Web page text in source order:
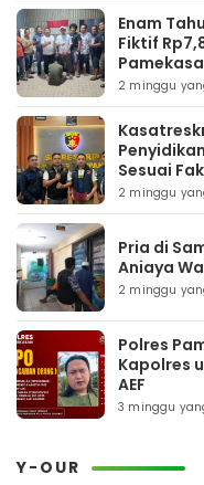
Enam
Fiktif
2 minggu
Sesuai
2 minggu
Pria di
Aniaya
2 minggu
Polres
Kapolres
AEF
3 minggu
Y-OUR